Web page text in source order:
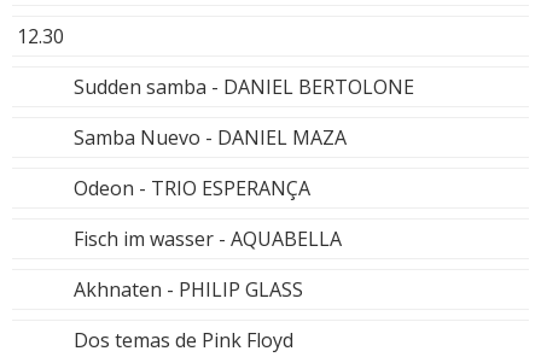
12.30
Sudden samba - DANIEL BERTOLONE
Samba Nuevo - DANIEL MAZA
Odeon - TRIO ESPERANÇA
Fisch im wasser - AQUABELLA
Akhnaten - PHILIP GLASS
Dos temas de Pink Floyd